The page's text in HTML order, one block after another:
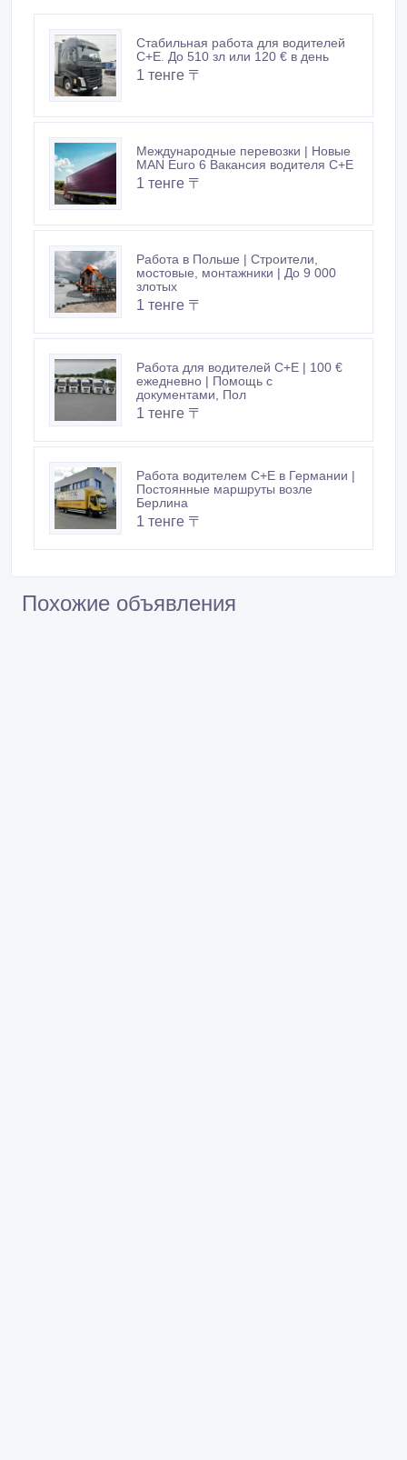
Стабильная работа для водителей
C+E. До 510 зл или 120 € в день
1 тенге 〒
Международные перевозки | Новые
MAN Euro 6 Вакансия водителя C+E
1 тенге 〒
Работа в Польше | Строители,
мостовые, монтажники | До 9 000
злотых
1 тенге 〒
Работа для водителей C+E | 100 €
ежедневно | Помощь с
документами, Пол
1 тенге 〒
Работа водителем C+E в Германии |
Постоянные маршруты возле
Берлина
1 тенге 〒
Похожие объявления